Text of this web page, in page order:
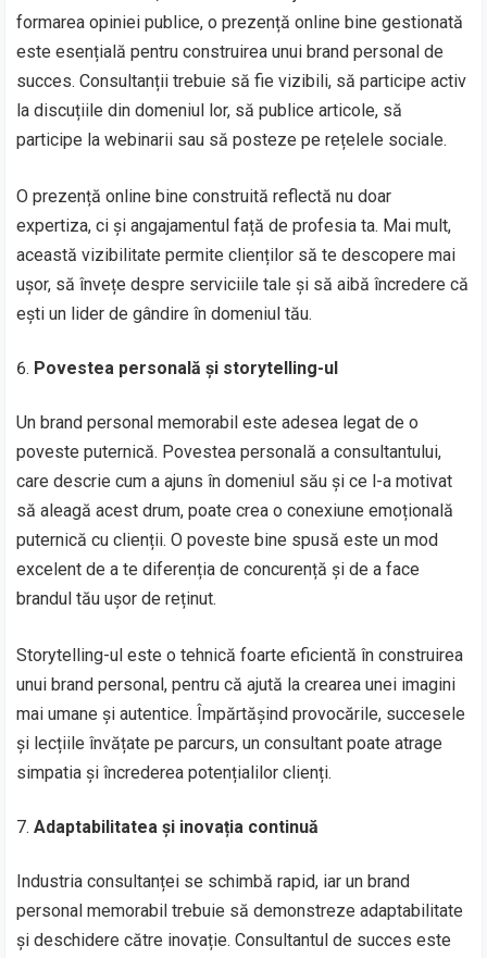
formarea opiniei publice, o prezență online bine gestionată
este esențială pentru construirea unui brand personal de
succes. Consultanții trebuie să fie vizibili, să participe activ
la discuțiile din domeniul lor, să publice articole, să
participe la webinarii sau să posteze pe rețelele sociale.
O prezență online bine construită reflectă nu doar
expertiza, ci și angajamentul față de profesia ta. Mai mult,
această vizibilitate permite clienților să te descopere mai
ușor, să învețe despre serviciile tale și să aibă încredere că
ești un lider de gândire în domeniul tău.
Povestea personală și storytelling-ul
Un brand personal memorabil este adesea legat de o
poveste puternică. Povestea personală a consultantului,
care descrie cum a ajuns în domeniul său și ce l-a motivat
să aleagă acest drum, poate crea o conexiune emoțională
puternică cu clienții. O poveste bine spusă este un mod
excelent de a te diferenția de concurență și de a face
brandul tău ușor de reținut.
Storytelling-ul este o tehnică foarte eficientă în construirea
unui brand personal, pentru că ajută la crearea unei imagini
mai umane și autentice. Împărtășind provocările, succesele
și lecțiile învățate pe parcurs, un consultant poate atrage
simpatia și încrederea potențialilor clienți.
Adaptabilitatea și inovația continuă
Industria consultanței se schimbă rapid, iar un brand
personal memorabil trebuie să demonstreze adaptabilitate
și deschidere către inovație. Consultantul de succes este